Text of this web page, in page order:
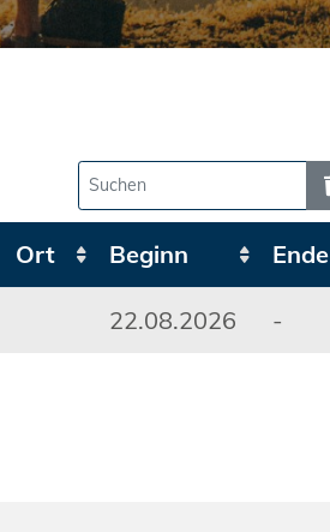
Ort Beginn Ende
22.08.2026 -